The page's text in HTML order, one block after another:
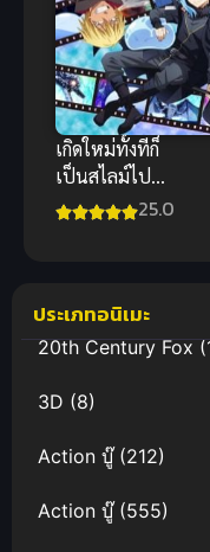
เกิดใหม่ทั้งทีก็
เป็นสไลม์ไป
ซะแล้ว ภาค 2
25.0
ประเภทอนิเมะ
20th Century Fox
3D (8)
Action บู๊(212)
Action บู๊(555)